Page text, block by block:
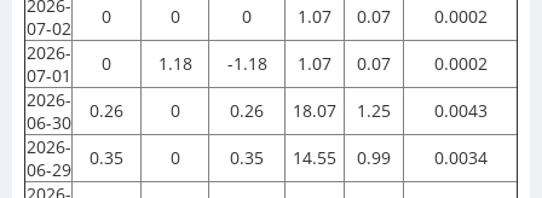
2026-
07-02
0 0 0 1.07 0.07
0.0002
2026-
07-01
0 1.18 -1.18 1.07 0.07
0.0002
2026-
06-30
0.26 0 0.26 18.07 1.25
0.0043
2026-
06-29
0.35 0 0.35 14.55 0.99
0.0034